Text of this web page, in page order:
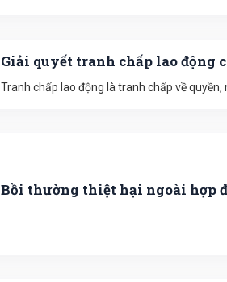
Giải quyết tranh chấp lao động
Tranh chấp lao động là tranh chấp về
Bồi thường thiệt hại ngoài hợp